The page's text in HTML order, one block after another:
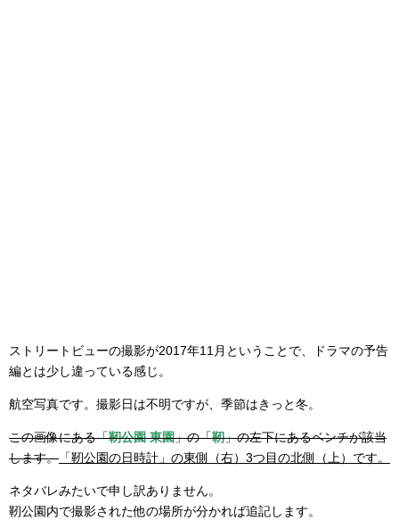
ストリートビューの撮影が2017年11月ということで、ドラマの予告
編とは少し違っている感じ。
航空写真です。撮影日は不明ですが、季節はきっと冬。
この画像にある「靭公園 東園」の「靭」の左下にあるベンチが該当
します。 「靭公園の日時計」の東側（右）3つ目の北側（上）です。
ネタバレみたいで申し訳ありません。
靭公園内で撮影された他の場所が分かれば追記します。